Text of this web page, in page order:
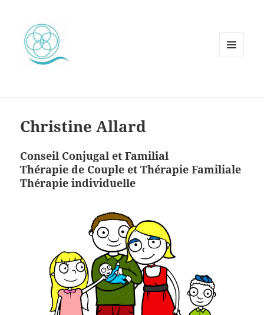
Christine Allard
Conseil Conjugal et Familial
Thérapie de Couple et Thérapie Familiale
Thérapie individuelle